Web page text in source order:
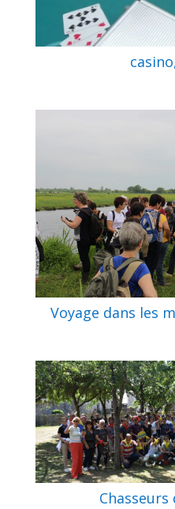
Voyage dans les
Chasseurs